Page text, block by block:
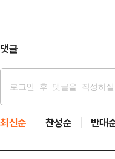
댓글
최신순 찬성순 반대